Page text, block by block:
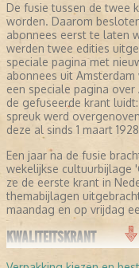
De fusie tussen de twee
worden. Daarom
abonnees eerst te laten
werden twee edities
speciale pagina met
abonnees uit
een speciale pagina
de gefuseerde krant
spreuk werd
deze al sinds 1 maart
Een jaar na de fusie
wekelijkse cultuurbijlage
ze de eerste krant in
themabijlagen
maandag en op vrijdag
KWALITEITSKRANT